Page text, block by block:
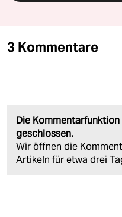
3 Kommentare
Die
geschlossen.
Wir öffnen die
Artikeln für etwa drei